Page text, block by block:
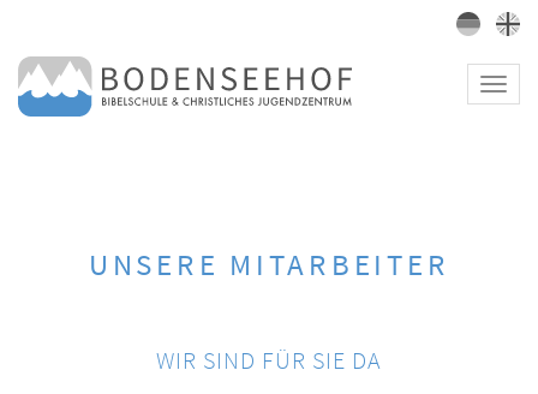
UNSERE MITARBEITER
WIR SIND FÜR SIE DA